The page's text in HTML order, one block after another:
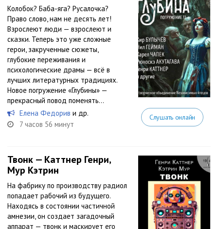
Колобок? Баба-яга? Русалочка?
Право слово, нам не десять лет!
Взрослеют люди — взрослеют и
сказки. Теперь это уже сложные
герои, закрученные сюжеты,
глубокие переживания и
психологические драмы — всё в
лучших литературных традициях.
Новое погружение «Глубины» —
прекрасный повод поменять...
Елена Федорив и др.
7 часов 56 минут
Слушать онлайн
Твонк — Каттнер Генри,
Мур Кэтрин
На фабрику по производству радиол
попадает рабочий из будущего.
Находясь в состоянии частичной
амнезии, он создает загадочный
аппарат — твонк и маскирует его